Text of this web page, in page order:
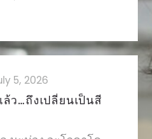
5, 2026
ว…ถึงเปลี่ยนเป็นสี